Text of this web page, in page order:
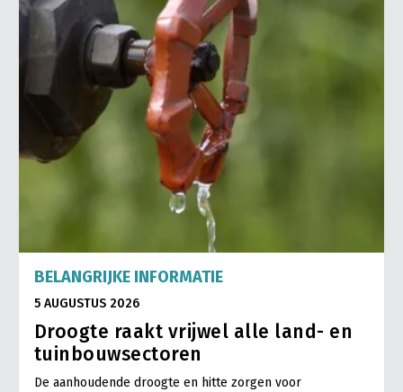
BELANGRIJKE INFORMATIE
5 AUGUSTUS 2026
Droogte raakt vrijwel alle land- en
tuinbouwsectoren
De aanhoudende droogte en hitte zorgen voor